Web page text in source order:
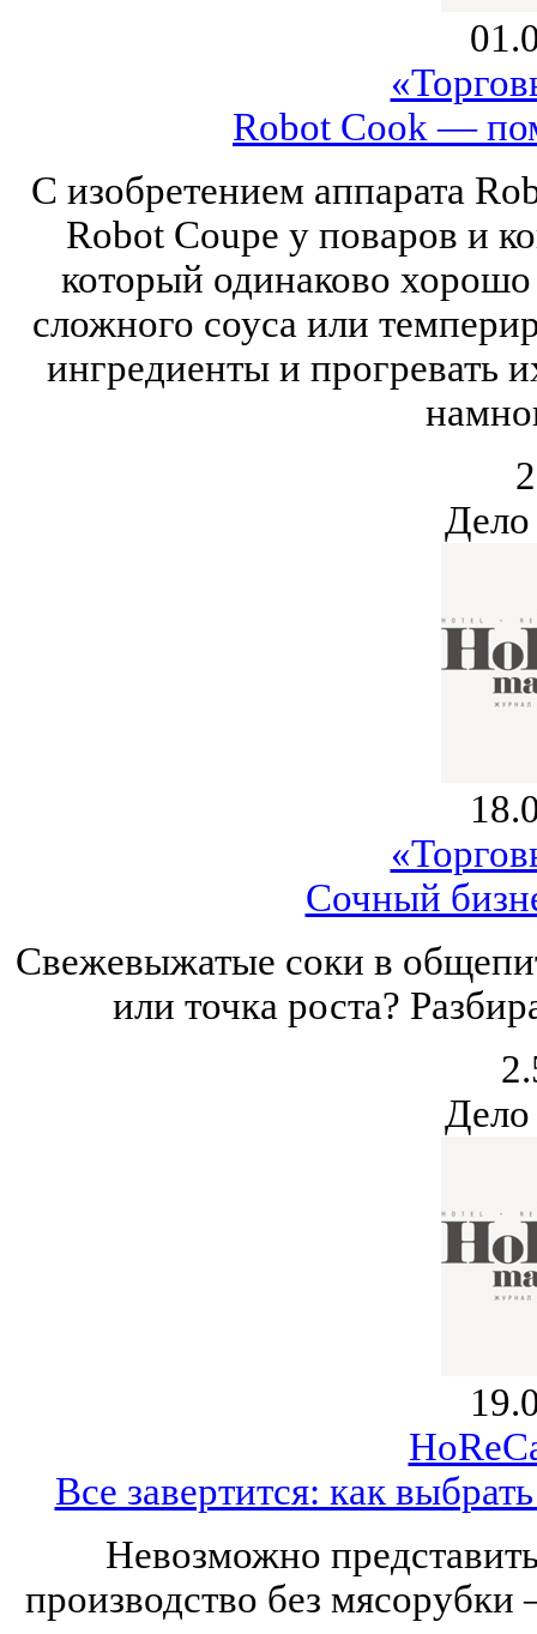
Robot Cook —
С изобретением аппарата
Robot Coupe у поваров и
который одинаково хорошо
сложного соуса или
ингредиенты и прогревать
Дело
Сочный
Свежевыжатые соки в
или точка роста?
Дело
Все завертится: как
Невозможно
производство без